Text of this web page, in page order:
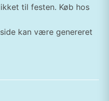
til festen. Køb hos
kan være genereret